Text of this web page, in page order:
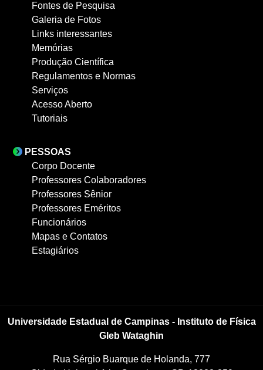
Fontes de Pesquisa
Galeria de Fotos
Links interessantes
Memórias
Produção Científica
Regulamentos e Normas
Serviços
Acesso Aberto
Tutoriais
PESSOAS
Corpo Docente
Professores Colaboradores
Professores Sênior
Professores Eméritos
Funcionários
Mapas e Contatos
Estagiários
Universidade Estadual de Campinas - Instituto de Física
Gleb Wataghin
Rua Sérgio Buarque de Holanda, 777